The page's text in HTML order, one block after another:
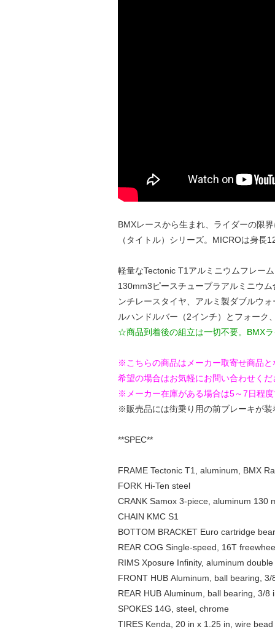
BMXレースから生まれ、ライダーの限
（タイトル）シリーズ。MICROは身長
軽量なTectonic T1アルミニウムフレー
130mm3ピースチューブラアルミニウ
ンチレースタイヤ、アルミ製ダブルウ
ルハンドルバー（2インチ）とフォーク
☆商品到着後の組立は一切不要。BMX
※こちらの商品はメーカー取寄せ商品
希望の場合はお気軽にお問い合わせくだ
※メーカー在庫がある場合は5～7日程
※販売品には街乗り用の前ブレーキが装
**SPEC**
FRAME Tectonic T1, aluminum, BMX
FORK Hi-Ten steel
CRANK Samox 3-piece, aluminum 130
CHAIN KMC S1
BOTTOM BRACKET Euro cartridge
REAR COG Single-speed, 16T
RIMS Xposure Infinity, aluminum
FRONT HUB Aluminum, ball bearing, 3/
REAR HUB Aluminum, ball bearing, 3/8
SPOKES 14G, steel, chrome
TIRES Kenda, 20 in x 1.25 in, wire bead